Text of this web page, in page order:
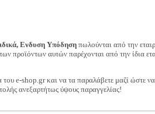
Ενδυση Υπόδηση πωλούνται από την
προϊόντων αυτών παρέχονται από την ίδια
e-shop.gr και να τα παραλάβετε μαζί ώστε
ανεξαρτήτως ύψους παραγγελίας!